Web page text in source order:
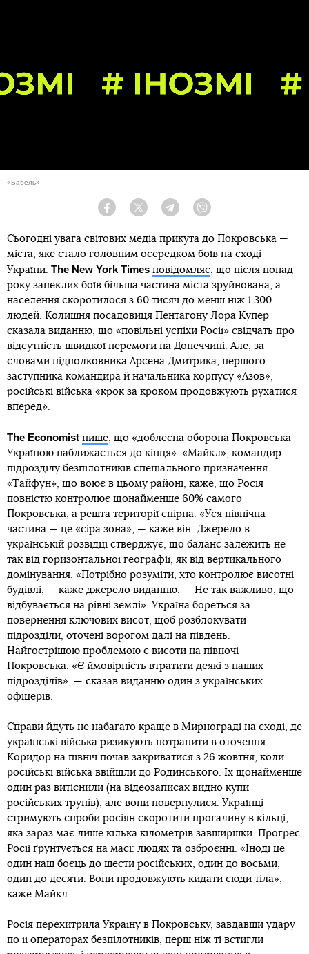
«Бабель»
Facebook Twitter Telegram
Сьогодні увага світових медіа прикута до Покровська —
міста, яке стало головним осередком боїв на сході
України. The New York Times повідомляє, що після понад
року запеклих боїв більша частина міста зруйнована, а
населення скоротилося з 60 тисяч до менш ніж 1 300
людей. Колишня посадовиця Пентагону Лора Купер
сказала виданню, що «повільні успіхи Росії» свідчать про
відсутність швидкої перемоги на Донеччині. Але, за
словами підполковника Арсена Дмитрика, першого
заступника командира й начальника корпусу «Азов»,
російські війська «крок за кроком продовжують рухатися
вперед».
The Economist пише, що «доблесна оборона Покровська
Україною наближається до кінця». «Майкл», командир
підрозділу безпілотників спеціального призначення
«Тайфун», що воює в цьому районі, каже, що Росія
повністю контролює щонайменше 60% самого
Покровська, а решта території спірна. «Уся північна
частина — це «сіра зона», — каже він. Джерело в
українській розвідці стверджує, що баланс залежить не
так від горизонтальної географії, як від вертикального
домінування. «Потрібно розуміти, хто контролює висотні
будівлі, — каже джерело виданню. — Не так важливо, що
відбувається на рівні землі». Україна бореться за
повернення ключових висот, щоб розблокувати
підрозділи, оточені ворогом далі на південь.
Найгострішою проблемою є висоти на півночі
Покровська. «Є ймовірність втратити деякі з наших
підрозділів», — сказав виданню один з українських
офіцерів.
Справи йдуть не набагато краще в Мирнограді на сході, де
українські війська ризикують потрапити в оточення.
Коридор на північ почав закриватися з 26 жовтня, коли
російські війська ввійшли до Родинського. Їх щонайменше
один раз витіснили (на відеозаписах видно купи
російських трупів), але вони повернулися. Українці
стримують спроби росіян скоротити прогалину в кільці,
яка зараз має лише кілька кілометрів завширшки. Прогрес
Росії ґрунтується на масі: людях та озброєнні. «Іноді це
один наш боєць до шести російських, один до восьми,
один до десяти. Вони продовжують кидати сюди тіла», —
каже Майкл.
Росія перехитрила Україну в Покровську, завдавши удару
по її операторах безпілотників, перш ніж ті встигли